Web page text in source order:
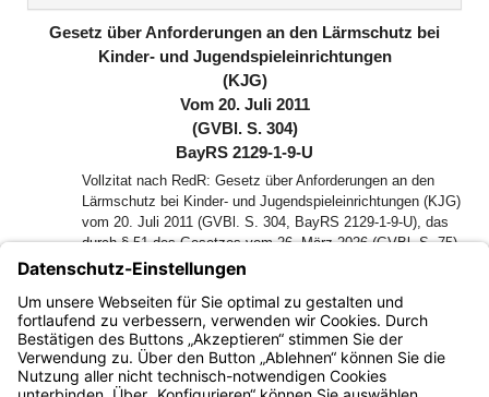
(inaktiv)
Gesetz über Anforderungen an den Lärmschutz bei
Kinder- und Jugendspieleinrichtungen
(KJG)
Vom 20. Juli 2011
(GVBl. S. 304)
BayRS 2129-1-9-U
Vollzitat nach RedR: Gesetz über Anforderungen an den
Lärmschutz bei Kinder- und Jugendspieleinrichtungen (KJG)
vom 20. Juli 2011 (GVBl. S. 304, BayRS 2129-1-9-U), das
durch § 51 des Gesetzes vom 26. März 2026 (GVBl. S. 75)
geändert worden ist
Der Landtag des Freistaates Bayern hat das folgende Gesetz
beschlossen, das hiermit bekannt gemacht wird:
Bayern.de